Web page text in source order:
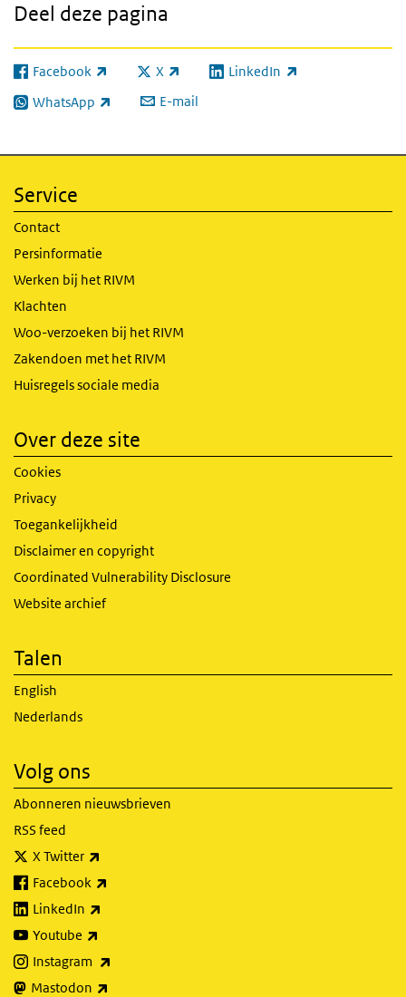
Deel deze pagina
Facebook
(externe link) X
(externe link) LinkedIn
(externe link)
WhatsApp
(externe link) E-mail
Service
Contact
Persinformatie
Werken bij het RIVM
Klachten
Woo-verzoeken bij het RIVM
Zakendoen met het RIVM
Huisregels sociale media
Over deze site
Cookies
Privacy
Toegankelijkheid
Disclaimer en copyright
Coordinated Vulnerability Disclosure
Website archief
Talen
English
Nederlands
Volg ons
Abonneren nieuwsbrieven
RSS feed
X Twitter
Facebook
LinkedIn
Youtube
Instagram
Mastodon